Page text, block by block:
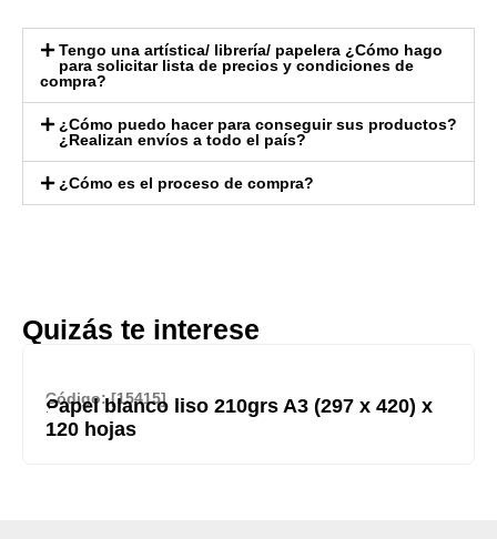
Tengo una artística/ librería/ papelera ¿Cómo hago
para solicitar lista de precios y condiciones de
compra?
¿Cómo puedo hacer para conseguir sus productos?
¿Realizan envíos a todo el país?
¿Cómo es el proceso de compra?
Quizás te interese
Código: [15415]
Papel blanco liso 210grs A3 (297 x 420) x
120 hojas